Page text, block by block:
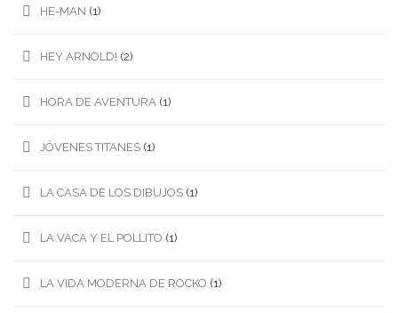
HE-MAN (1)
HEY ARNOLD! (2)
HORA DE AVENTURA (1)
JÓVENES TITANES (1)
LA CASA DE LOS DIBUJOS (1)
LA VACA Y EL POLLITO (1)
LA VIDA MODERNA DE ROCKO (1)